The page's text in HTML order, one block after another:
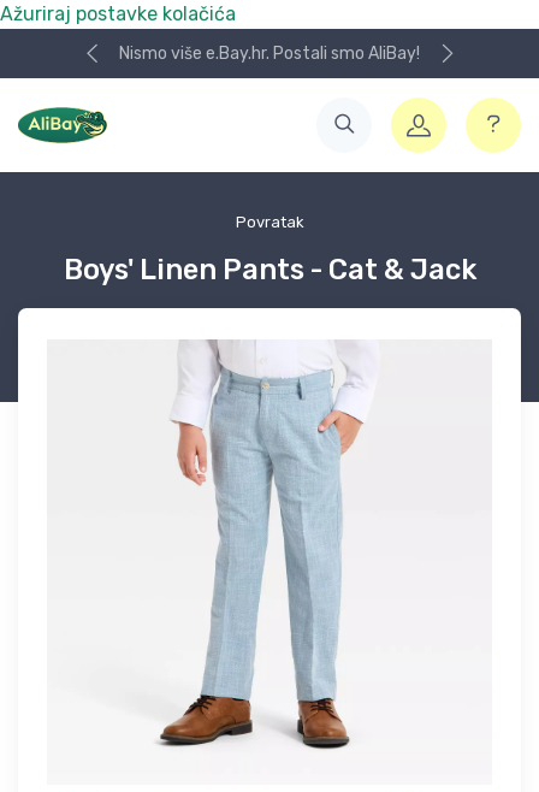
Ažuriraj postavke kolačića
Nismo više e.Bay.hr. Postali smo AliBay!
Povratak
Boys' Linen Pants - Cat & Jack